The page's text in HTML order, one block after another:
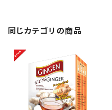
同じカテゴリの商品